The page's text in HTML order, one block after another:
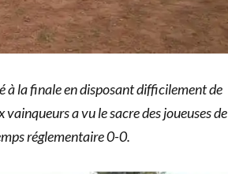
à la finale en disposant difficilement de
a vu le sacre des joueuses de
réglementaire 0-0.